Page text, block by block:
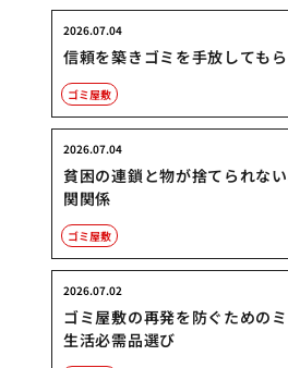
信頼を築きゴミを手放しても
2026.07.04
ゴミ屋敷
貧困の連鎖と物が捨てられな
関関係
2026.07.04
ゴミ屋敷
ゴミ屋敷の再発を防ぐための
生活必需品選び
2026.07.02